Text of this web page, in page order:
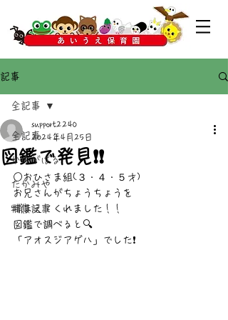
記事
全記事
かすがばる
たかみや
特集記事
全記事
図鑑で発見❗❗
support2240
2024年4月25日
○おひさま組(３・４・５才)
お兄さんがちょうちょうを
捕まえてくれました！！
図鑑で調べると🔍️
「アオスジアゲハ」でした❗